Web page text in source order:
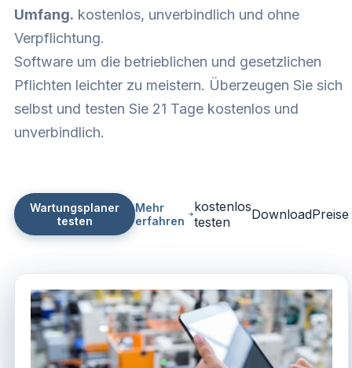
Umfang. kostenlos, unverbindlich und ohne
Verpflichtung.
Software um die betrieblichen und gesetzlichen
Pflichten leichter zu meistern. Überzeugen Sie sich
selbst und testen Sie 21 Tage kostenlos und
unverbindlich.
Wartungsplaner
testen
Mehr
erfahren
kostenlos
testen
DownloadPreise